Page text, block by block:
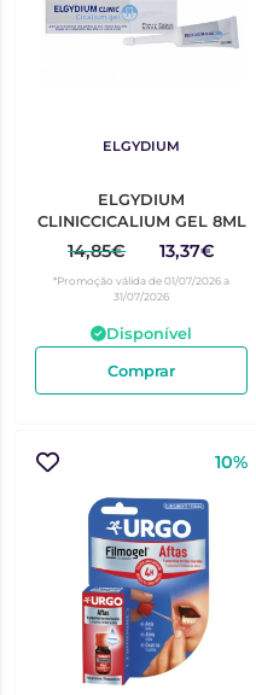
ELGYDIUM
ELGYDIUM
CLINICCICALIUM GEL 8ML
14,85€ 13,37€
*Promoção válida de 01/07/2026 a
31/07/2026
Disponível
Comprar
10%